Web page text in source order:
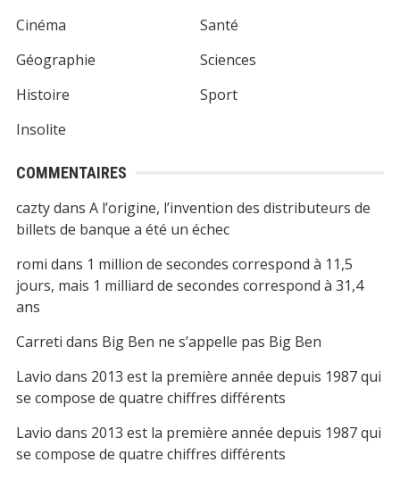
Cinéma
Géographie
Histoire
Insolite
Santé
Sciences
Sport
COMMENTAIRES
caztydans A l’origine, l’invention des distributeurs de
billets de banque a été un échec
romi dans 1 million de secondes correspond à 11,5
jours, mais 1 milliard de secondes correspond à 31,4
ans
Carreti dans Big Ben ne s’appelle pas Big Ben
Lavio dans 2013 est la première année depuis 1987 qui
se compose de quatre chiffres différents
Lavio dans 2013 est la première année depuis 1987 qui
se compose de quatre chiffres différents